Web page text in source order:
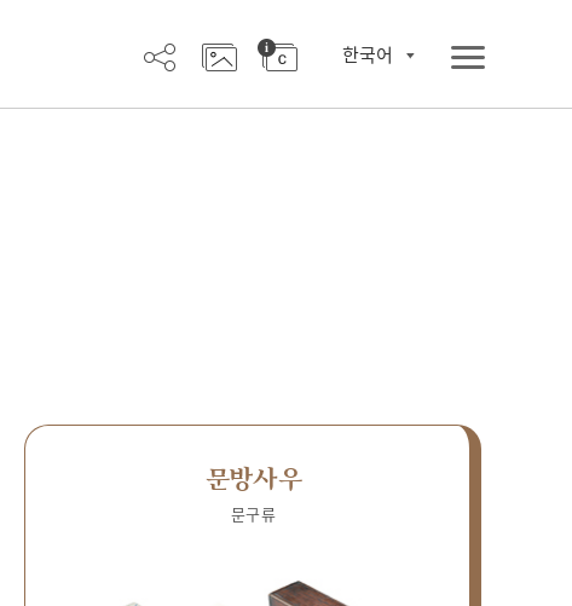
한국어
문방사우
문구류